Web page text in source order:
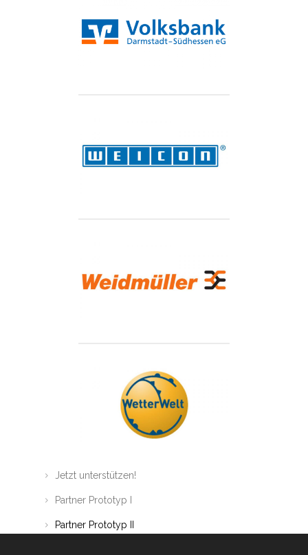
Jetzt unterstützen!
Partner Prototyp I
Partner Prototyp II